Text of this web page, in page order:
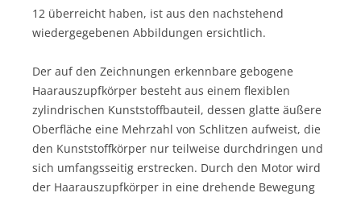
12 überreicht haben, ist aus den nachstehend
wiedergegebenen Abbildungen ersichtlich.
Der auf den Zeichnungen erkennbare gebogene
Haarauszupfkörper besteht aus einem flexiblen
zylindrischen Kunststoffbauteil, dessen glatte äußere
Oberfläche eine Mehrzahl von Schlitzen aufweist, die
den Kunststoffkörper nur teilweise durchdringen und
sich umfangsseitig erstrecken. Durch den Motor wird
der Haarauszupfkörper in eine drehende Bewegung